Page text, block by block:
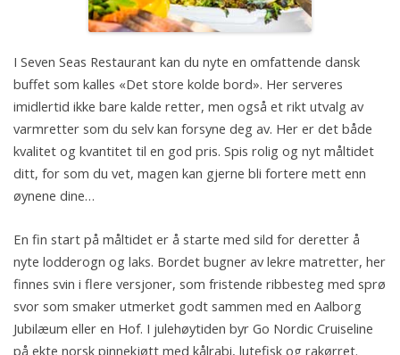
I Seven Seas Restaurant kan du nyte en omfattende dansk
buffet som kalles «Det store kolde bord». Her serveres
imidlertid ikke bare kalde retter, men også et rikt utvalg av
varmretter som du selv kan forsyne deg av. Her er det både
kvalitet og kvantitet til en god pris. Spis rolig og nyt måltidet
ditt, for som du vet, magen kan gjerne bli fortere mett enn
øynene dine…
En fin start på måltidet er å starte med sild for deretter å
nyte lodderogn og laks. Bordet bugner av lekre matretter, her
finnes svin i flere versjoner, som fristende ribbesteg med sprø
svor som smaker utmerket godt sammen med en Aalborg
Jubilæum eller en Hof. I julehøytiden byr Go Nordic Cruiseline
på ekte norsk pinnekjøtt med kålrabi, lutefisk og rakørret.